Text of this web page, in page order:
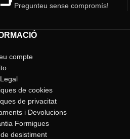
Pregunteu sense compromís!
compte
de cookies
de privacitat
i Devolucions
Formigues
desistiment